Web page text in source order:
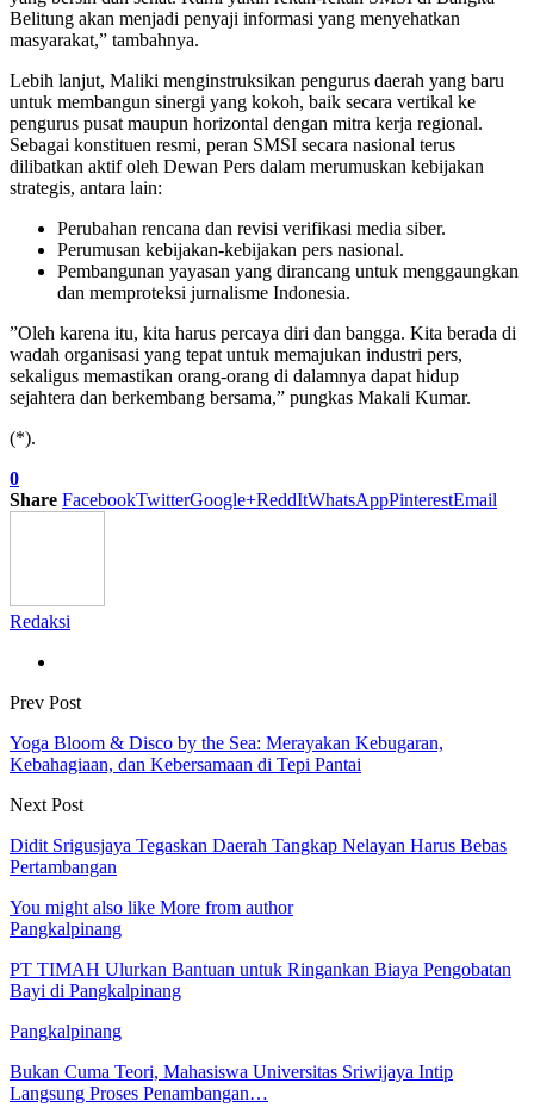
Belitung akan menjadi penyaji informasi yang menyehatkan
masyarakat,” tambahnya.
​Lebih lanjut, Maliki menginstruksikan pengurus daerah yang baru
untuk membangun sinergi yang kokoh, baik secara vertikal ke
pengurus pusat maupun horizontal dengan mitra kerja regional.
Sebagai konstituen resmi, peran SMSI secara nasional terus
dilibatkan aktif oleh Dewan Pers dalam merumuskan kebijakan
strategis, antara lain:
​Perubahan rencana dan revisi verifikasi media siber.
​Perumusan kebijakan-kebijakan pers nasional.
​Pembangunan yayasan yang dirancang untuk menggaungkan
dan memproteksi jurnalisme Indonesia.
​”Oleh karena itu, kita harus percaya diri dan bangga. Kita berada di
wadah organisasi yang tepat untuk memajukan industri pers,
sekaligus memastikan orang-orang di dalamnya dapat hidup
sejahtera dan berkembang bersama,” pungkas Makali Kumar.
(*).
0
Share FacebookTwitterGoogle+ReddItWhatsAppPinterestEmail
Redaksi
Prev Post
Yoga Bloom & Disco by the Sea: Merayakan Kebugaran,
Kebahagiaan, dan Kebersamaan di Tepi Pantai
Next Post
Didit Srigusjaya Tegaskan Daerah Tangkap Nelayan Harus Bebas
Pertambangan
You might also like More from author
Pangkalpinang
PT TIMAH Ulurkan Bantuan untuk Ringankan Biaya Pengobatan
Bayi di Pangkalpinang
Pangkalpinang
Bukan Cuma Teori, Mahasiswa Universitas Sriwijaya Intip
Langsung Proses Penambangan…